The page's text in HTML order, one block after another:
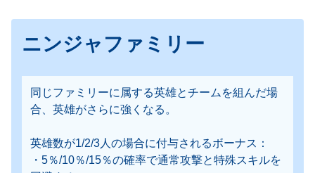
ニンジャファミリー
同じファミリーに属する英雄とチームを組んだ場
合、英雄がさらに強くなる。
英雄数が1/2/3人の場合に付与されるボーナス：
・5％/10％/15％の確率で通常攻撃と特殊スキルを